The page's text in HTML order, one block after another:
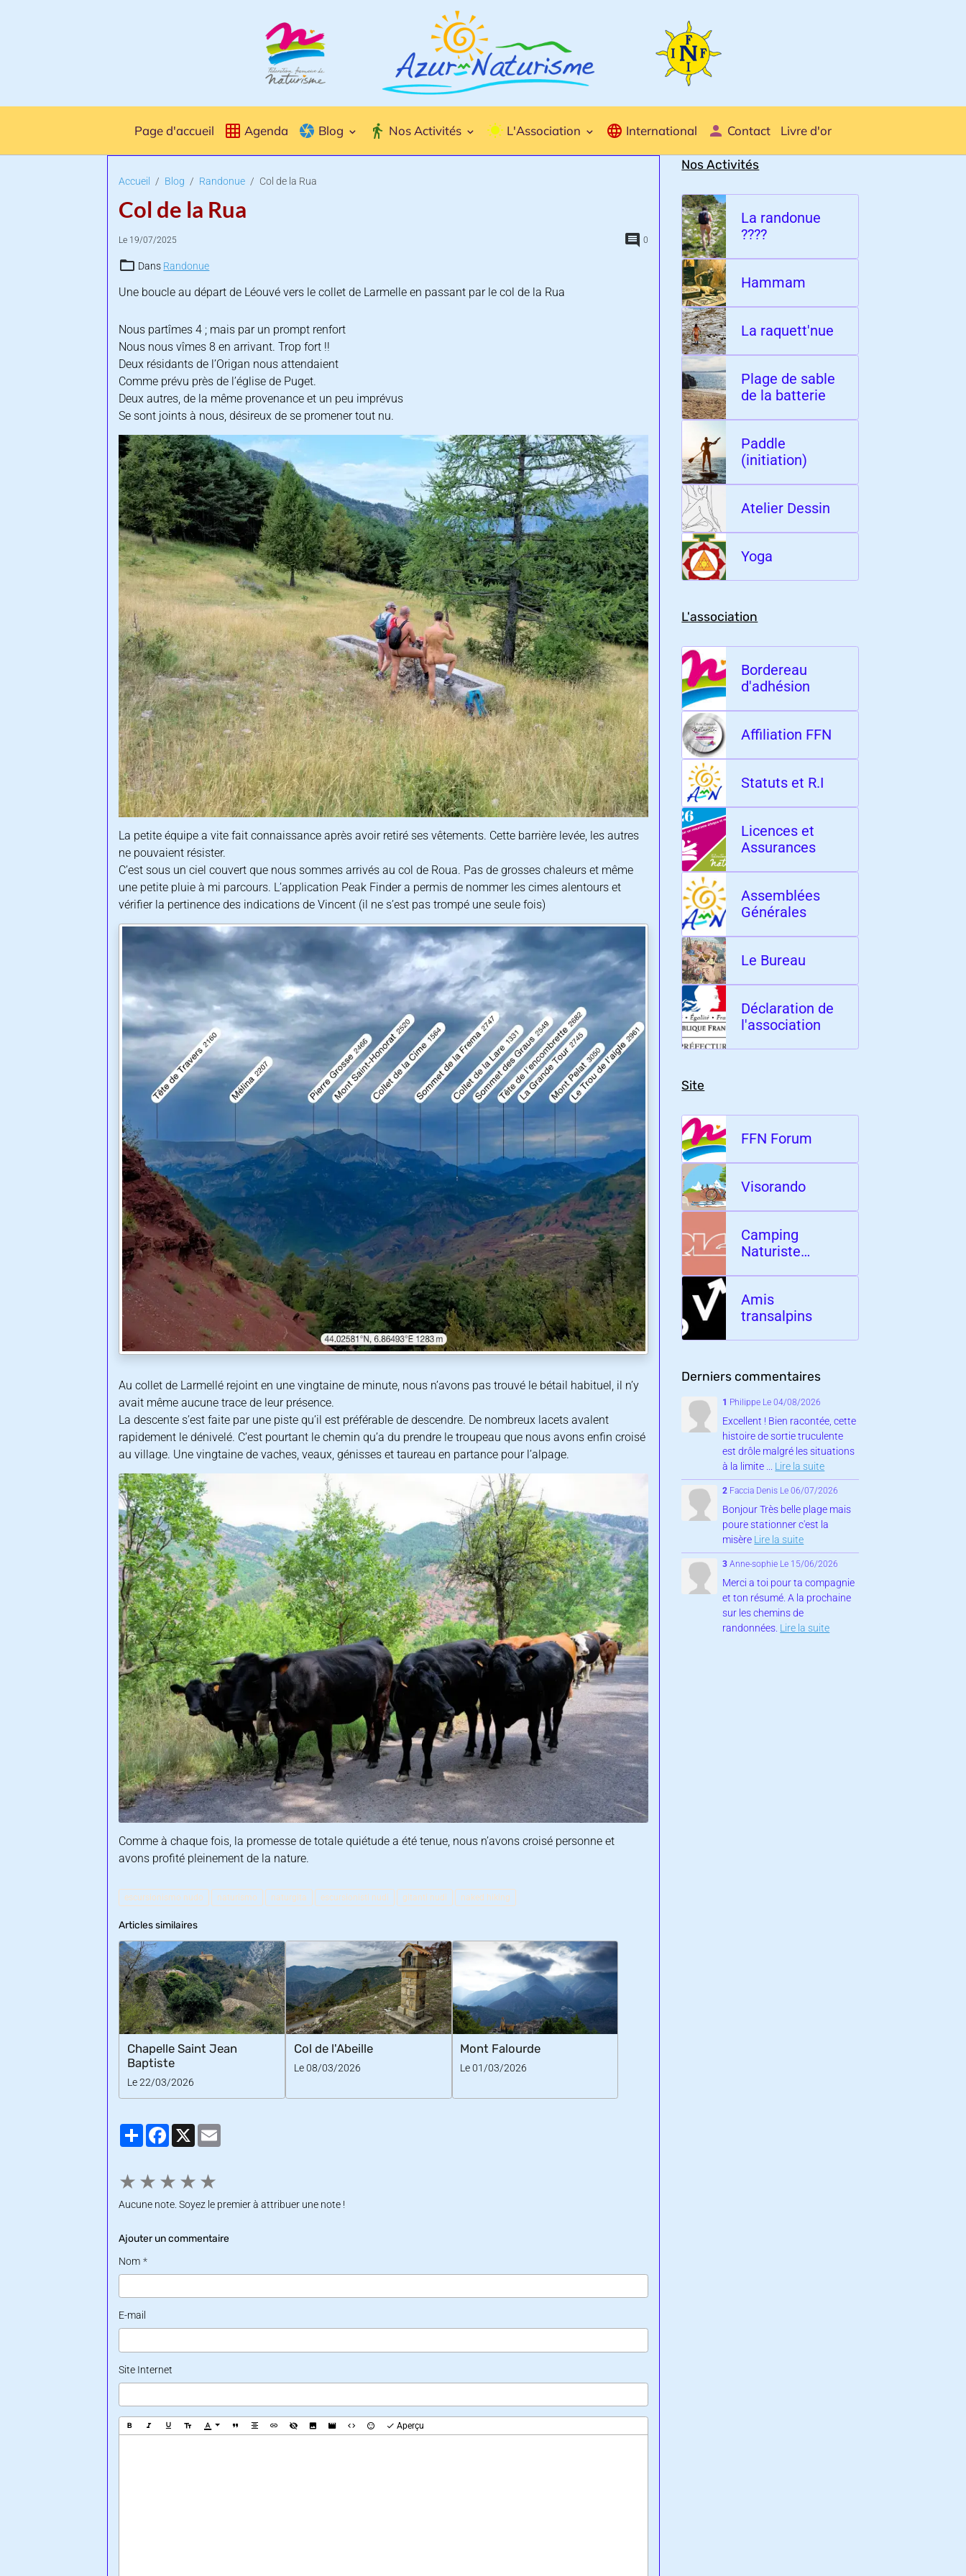
Page d'accueil Agenda Blog Nos Activités L'Association International Contact Livre d'or
Accueil Blog Randonue Col de la Rua
Col de la Rua
Le 19/07/2025 0
Dans Randonue
Une boucle au départ de Léouvé vers le collet de Larmelle en passant par le col de la Rua
Nous partîmes 4 ; mais par un prompt renfort
Nous nous vîmes 8 en arrivant. Trop fort !!
Deux résidants de l’Origan nous attendaient
Comme prévu près de l’église de Puget.
Deux autres, de la même provenance et un peu imprévus
Se sont joints à nous, désireux de se promener tout nu.
La petite équipe a vite fait connaissance après avoir retiré ses vêtements. Cette barrière levée, les autres
ne pouvaient résister.
C’est sous un ciel couvert que nous sommes arrivés au col de Roua. Pas de grosses chaleurs et même
une petite pluie à mi parcours. L’application Peak Finder a permis de nommer les cimes alentours et
vérifier la pertinence des indications de Vincent (il ne s’est pas trompé une seule fois)
Au collet de Larmellé rejoint en une vingtaine de minute, nous n’avons pas trouvé le bétail habituel, il n’y
avait même aucune trace de leur présence.
La descente s’est faite par une piste qu’il est préférable de descendre. De nombreux lacets avalent
rapidement le dénivelé. C’est pourtant le chemin qu’a du prendre le troupeau que nous avons enfin croisé
au village. Une vingtaine de vaches, veaux, génisses et taureau en partance pour l’alpage.
Comme à chaque fois, la promesse de totale quiétude a été tenue, nous n’avons croisé personne et
avons profité pleinement de la nature.
escursionismo nudo naturismo naturgita escursionisti nudi gitanti nudi naked hiking
Articles similaires
Chapelle Saint Jean
Baptiste
Le 22/03/2026
Col de l'Abeille
Le 08/03/2026
Mont Falourde
Le 01/03/2026
PartagerFacebook
X
★ ★ ★ ★ ★
Aucune note. Soyez le premier à attribuer une note !
Ajouter un commentaire
Nom
E-mail
Site Internet
Aperçu
Nos Activités
La randonue
????
Hammam
La raquett'nue
Plage de sable
de la batterie
Paddle
(initiation)
Atelier Dessin
Yoga
L'association
Bordereau
d'adhésion
Affiliation FFN
Statuts et R.I
Licences et
Assurances
Assemblées
Générales
Le Bureau
Déclaration de
l'association
Site
FFN Forum
Visorando
Camping
Naturiste
Amis
transalpins
Derniers commentaires
1 Philippe Le 04/08/2026
Excellent ! Bien racontée, cette
histoire de sortie truculente
est drôle malgré les situations
à la limite ... Lire la suite
2 Faccia Denis Le 06/07/2026
Bonjour Très belle plage mais
poure stationner c'est la
misère Lire la suite
3 Anne-sophie Le 15/06/2026
Merci a toi pour ta compagnie
et ton résumé. A la prochaine
sur les chemins de
randonnées. Lire la suite